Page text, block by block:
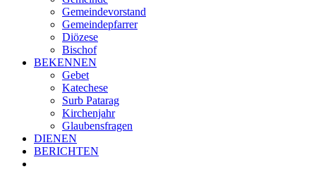
Gemeindevorstand
Gemeindepfarrer
Diözese
Bischof
BEKENNEN
Gebet
Katechese
Surb Patarag
Kirchenjahr
Glaubensfragen
DIENEN
BERICHTEN